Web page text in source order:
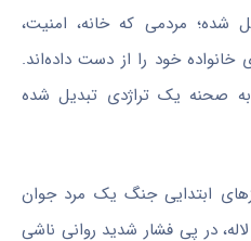
شده؛ مردمی که خانه، امنیت،
خانواده خود را از دست داده‌اند.
صحنه یک تراژدی تبدیل شده
ابتدایی جنگ یک مرد جوان
در پی فشار شدید روانی ناشی